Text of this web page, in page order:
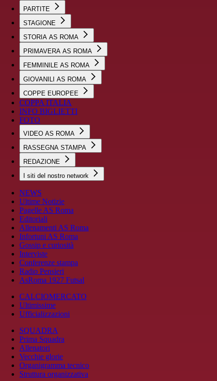
PARTITE
STAGIONE
STORIA AS ROMA
PRIMAVERA AS ROMA
FEMMINILE AS ROMA
GIOVANILI AS ROMA
COPPE EUROPEE
COPPA ITALIA
INFO BIGLIETTI
FOTO
VIDEO AS ROMA
RASSEGNA STAMPA
REDAZIONE
I siti del nostro network
NEWS
Ultime Notizie
Pagelle AS Roma
Editoriali
Allenamenti AS Roma
Infortuni AS Roma
Gossip e curiosità
Interviste
Conferenze stampa
Radio Pensieri
AsRoma 1927 Futsal
CALCIOMERCATO
Ultimissime
Ufficializzazioni
SQUADRA
Prima Squadra
Allenatori
Vecchie glorie
Organigramma tecnico
Struttura organizzativa